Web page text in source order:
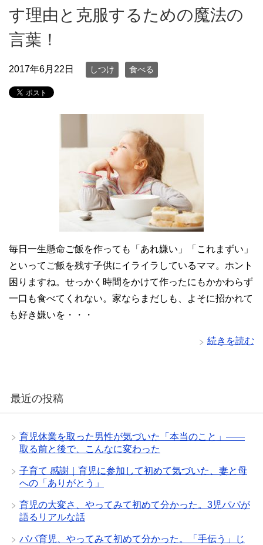
す理由と克服するための魔法の
言葉！
2017年6月22日 しつけ 食べる
毎日一生懸命ご飯を作っても「あれ嫌い」「これまずい」
といってご飯を残す子供にイライラしているママ。ホント
困りますね。せっかく時間をかけて作ったにもかかわらず
一口も食べてくれない。家ならまだしも、よそに招かれて
も好き嫌いを・・・
続きを読む
最近の投稿
育児休業を取った男性が気づいた「本当のこと」——
取る前と後で、こんなに変わった
子育て 感謝｜育児に参加して初めて気づいた、妻と母
への「ありがとう」
育児の大変さ、やってみて初めて分かった。3児パパが
語るリアルな話
パパ育児、やってみて初めて分かった。「手伝う」じ